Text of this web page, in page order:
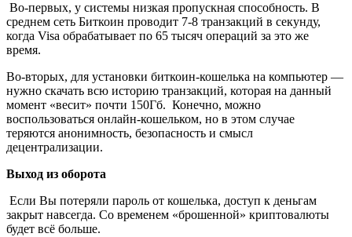
Во-первых, у системы низкая пропускная способность. В
среднем сеть Биткоин проводит 7-8 транзакций в секунду,
когда Visa обрабатывает по 65 тысяч операций за это же
время.
Во-вторых, для установки биткоин-кошелька на компьютер —
нужно скачать всю историю транзакций, которая на данный
момент «весит» почти 150Гб. Конечно, можно
воспользоваться онлайн-кошельком, но в этом случае
теряются анонимность, безопасность и смысл
децентрализации.
Выход из оборота
Если Вы потеряли пароль от кошелька, доступ к деньгам
закрыт навсегда. Со временем «брошенной» криптовалюты
будет всё больше.